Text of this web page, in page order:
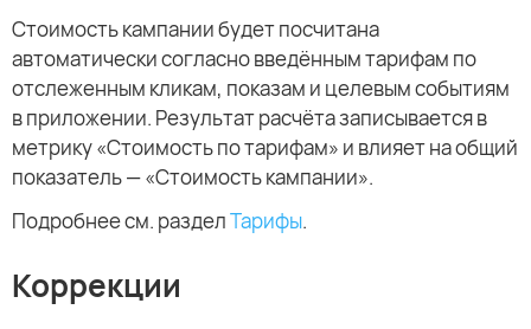
Стоимость кампании будет посчитана
автоматически согласно введённым тарифам по
отслеженным кликам, показам и целевым событиям
в приложении. Результат расчёта записывается в
метрику «Стоимость по тарифам» и влияет на общий
показатель — «Стоимость кампании».
Подробнее см. разделТарифы.
Коррекции